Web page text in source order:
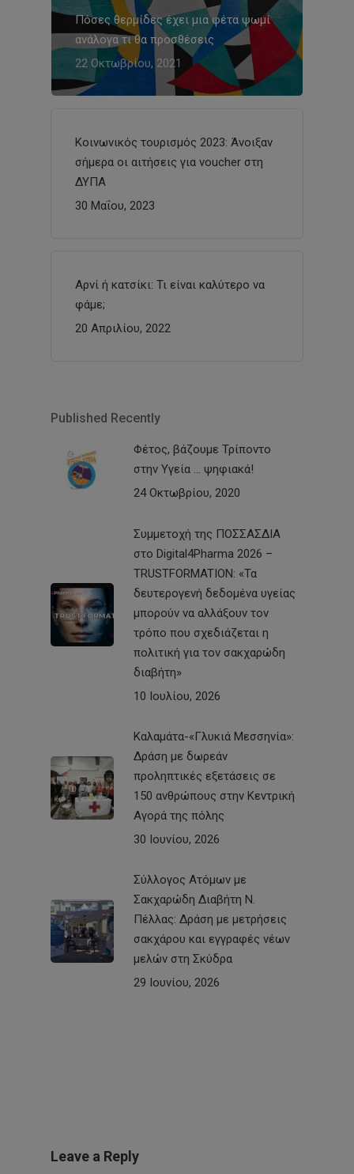
Πόσες θερμίδες έχει μια φέτα ψωμί
ανάλογα τι θα προσθέσεις
22 Οκτωβρίου, 2021
Κοινωνικός τουρισμός 2023: Άνοιξαν
σήμερα οι αιτήσεις για voucher στη
ΔΥΠΑ
30 Μαΐου, 2023
Αρνί ή κατσίκι: Τι είναι καλύτερο να
φάμε;
20 Απριλίου, 2022
Published Recently
Φέτος, βάζουμε Τρίποντο
στην Υγεία … ψηφιακά!
24 Οκτωβρίου, 2020
Συμμετοχή της ΠΟΣΣΑΣΔΙΑ
στο Digital4Pharma 2026 –
TRUSTFORMATION: «Τα
δευτερογενή δεδομένα υγείας
μπορούν να αλλάξουν τον
τρόπο που σχεδιάζεται η
πολιτική για τον σακχαρώδη
διαβήτη»
10 Ιουλίου, 2026
Καλαμάτα-«Γλυκιά Μεσσηνία»:
Δράση με δωρεάν
προληπτικές εξετάσεις σε
150 ανθρώπους στην Κεντρική
Αγορά της πόλης
30 Ιουνίου, 2026
Σύλλογος Ατόμων με
Σακχαρώδη Διαβήτη Ν.
Πέλλας: Δράση με μετρήσεις
σακχάρου και εγγραφές νέων
μελών στη Σκύδρα
29 Ιουνίου, 2026
Leave a Reply